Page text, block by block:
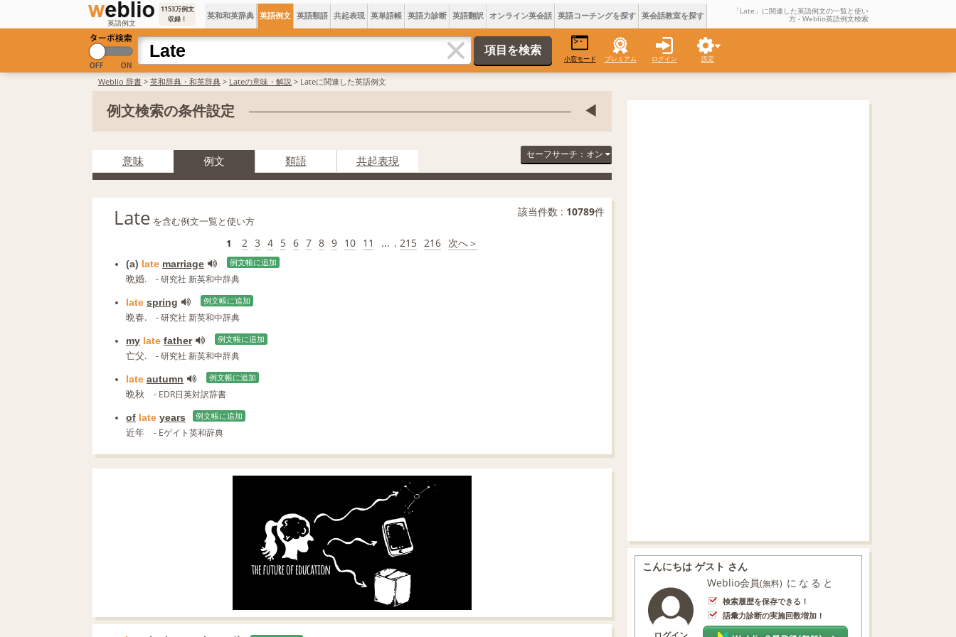
英語例文
1153万例文
収録！
英和和英辞典 英語例文 英語類語 共起表現 英単語帳 英語力診断 英語翻訳 オンライン英会話 英語コーチングを探す 英会話教室を探す 「Late」に関連した英語例文の一覧と使い
方 - Weblio英語例文検索
小窓モード プレミアム ログイン 設定
Weblio 辞書 > 英和辞典・和英辞典 > Lateの意味・解説 > Lateに関連した英語例文
例文検索の条件設定
セーフサーチ：オン
意味 例文 類語 共起表現
Late を含む例文一覧と使い方
該当件数 : 10789件
1 2 3 4 5 6 7 8 9 10 11 ... . 215 216 次へ＞
(a) late marriage 例文帳に追加
晩婚. - 研究社 新英和中辞典
late spring 例文帳に追加
晩春. - 研究社 新英和中辞典
my late father 例文帳に追加
亡父. - 研究社 新英和中辞典
late autumn 例文帳に追加
晩秋 - EDR日英対訳辞書
of late years 例文帳に追加
近年 - Eゲイト英和辞典
こんにちは ゲスト さん
Weblio会員(無料) になると
検索履歴を保存できる！
語彙力診断の実施回数増加！